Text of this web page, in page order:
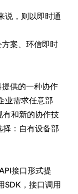
说，则以即时通
案、环信即时
供的一种协作
业需求任意部
有和新的协作技
择：自有设备部
接口形式提
SDK，接口调用